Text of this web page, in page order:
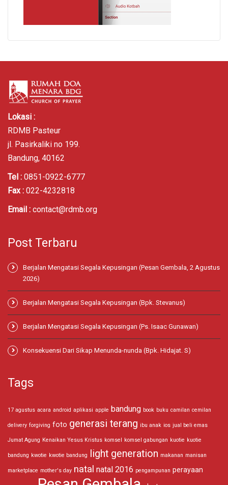
Lokasi :
RDMB Pasteur
jl. Pasirkaliki no 199.
Bandung, 40162
Tel : 0851-0922-6777
Fax : 022-4232818
Email : contact@rdmb.org
Post Terbaru
Berjalan Mengatasi Segala Kepusingan (Pesan Gembala, 2 Agustus
2026)
Berjalan Mengatasi Segala Kepusingan (Bpk. Stevanus)
Berjalan Mengatasi Segala Kepusingan (Ps. Isaac Gunawan)
Konsekuensi Dari Sikap Menunda-nunda (Bpk. Hidajat. S)
Tags
17 agustus acara android aplikasi apple bandung book buku camilan cemilan
delivery forgiving foto generasi terang ibu anak ios jual beli emas
Jumat Agung Kenaikan Yesus Kristus komsel komsel gabungan kuotie kuotie
bandung kwotie kwotie bandung light generation makanan manisan
marketplace mother's day natal natal 2016 pengampunan perayaan